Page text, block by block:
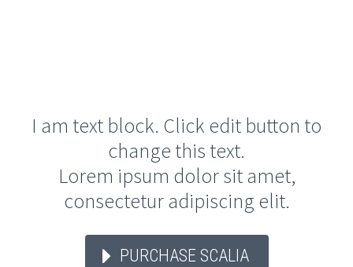
I am text block. Click edit button to
change this text.
Lorem ipsum dolor sit amet,
consectetur adipiscing elit.
PURCHASE SCALIA